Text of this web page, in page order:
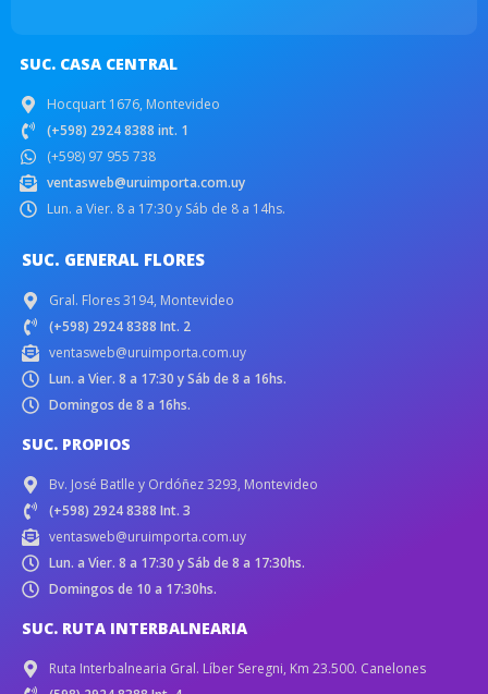
SUC. CASA CENTRAL
Hocquart 1676, Montevideo
(+598) 2924 8388 int. 1
(+598) 97 955 738
ventasweb@uruimporta.com.uy
Lun. a Vier. 8 a 17:30 y Sáb de 8 a 14hs.
SUC. GENERAL FLORES
Gral. Flores 3194, Montevideo
(+598) 2924 8388 Int. 2
ventasweb@uruimporta.com.uy
Lun. a Vier. 8 a 17:30 y Sáb de 8 a 16hs.
Domingos de 8 a 16hs.
SUC. PROPIOS
Bv. José Batlle y Ordóñez 3293, Montevideo
(+598) 2924 8388 Int. 3
ventasweb@uruimporta.com.uy
Lun. a Vier. 8 a 17:30 y Sáb de 8 a 17:30hs.
Domingos de 10 a 17:30hs.
SUC. RUTA INTERBALNEARIA
Ruta Interbalnearia Gral. Líber Seregni, Km 23.500. Canelones